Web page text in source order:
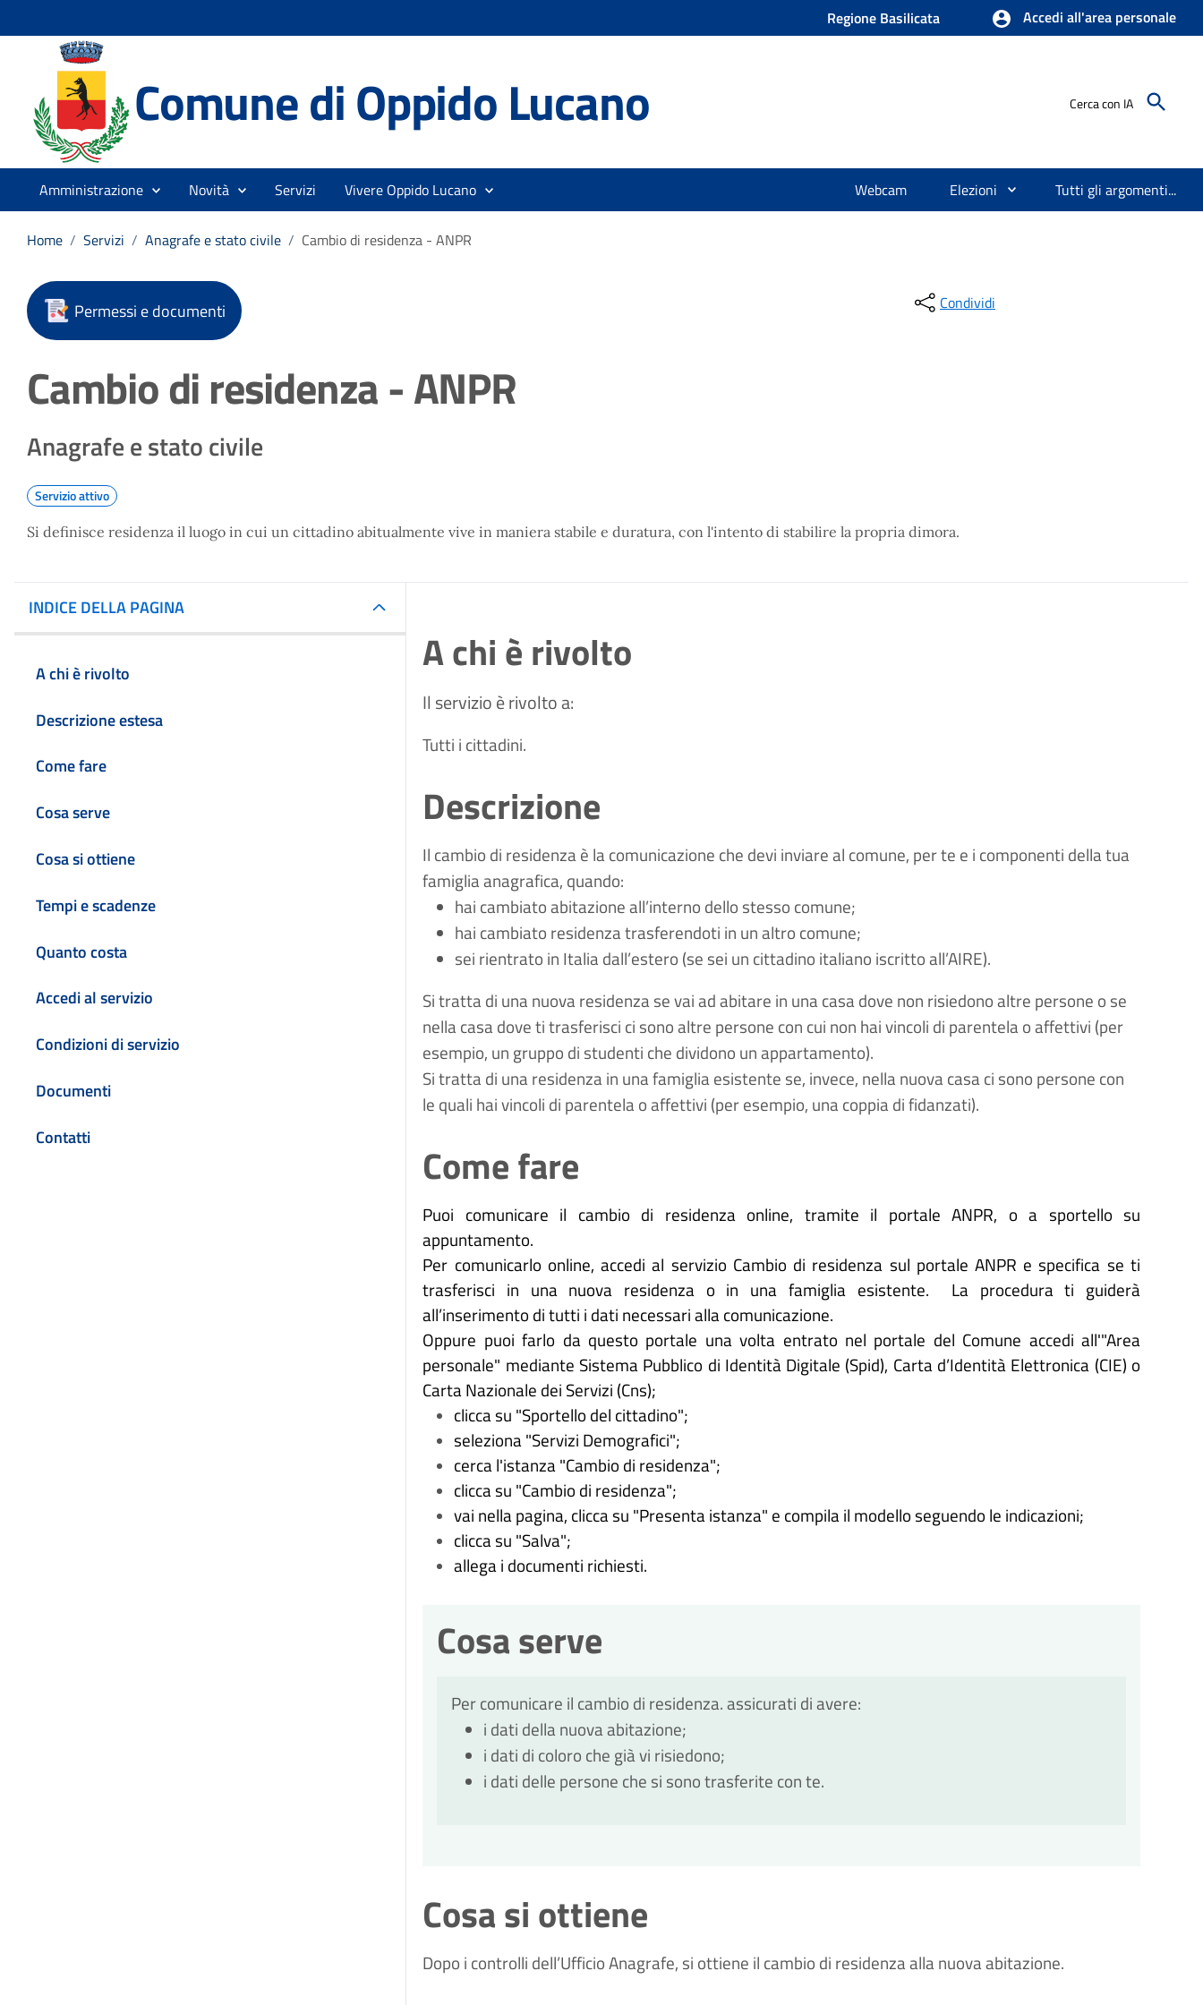
Regione Basilicata Accedi all'area personale
Comune di Oppido Lucano Cerca con IA
Amministrazione Novità Servizi Vivere Oppido Lucano Webcam Elezioni Tutti gli argomenti...
Home / Servizi / Anagrafe e stato civile / Cambio di residenza - ANPR
Permessi e documenti Condividi
Cambio di residenza - ANPR
Anagrafe e stato civile
Servizio attivo
Si definisce residenza il luogo in cui un cittadino abitualmente vive in maniera stabile e duratura, con l'intento di stabilire la propria dimora.
INDICE DELLA PAGINA
A chi è rivolto
Descrizione estesa
Come fare
Cosa serve
Cosa si ottiene
Tempi e scadenze
Quanto costa
Accedi al servizio
Condizioni di servizio
Documenti
Contatti
A chi è rivolto
Il servizio è rivolto a:
Tutti i cittadini.
Descrizione
Il cambio di residenza è la comunicazione che devi inviare al comune, per te e i componenti della tua
famiglia anagrafica, quando:
hai cambiato abitazione all’interno dello stesso comune;
hai cambiato residenza trasferendoti in un altro comune;
sei rientrato in Italia dall’estero (se sei un cittadino italiano iscritto all’AIRE).
Si tratta di una nuova residenza se vai ad abitare in una casa dove non risiedono altre persone o se
nella casa dove ti trasferisci ci sono altre persone con cui non hai vincoli di parentela o affettivi (per
esempio, un gruppo di studenti che dividono un appartamento).
Si tratta di una residenza in una famiglia esistente se, invece, nella nuova casa ci sono persone con
le quali hai vincoli di parentela o affettivi (per esempio, una coppia di fidanzati).
Come fare
Puoi comunicare il cambio di residenza online, tramite il portale ANPR, o a sportello su
appuntamento.
Per comunicarlo online, accedi al servizio Cambio di residenza sul portale ANPR e specifica se ti
trasferisci in una nuova residenza o in una famiglia esistente.  La procedura ti guiderà
all’inserimento di tutti i dati necessari alla comunicazione.
Oppure puoi farlo da questo portale una volta entrato nel portale del Comune accedi all'"Area
personale" mediante Sistema Pubblico di Identità Digitale (Spid), Carta d’Identità Elettronica (CIE) o
Carta Nazionale dei Servizi (Cns);
clicca su "Sportello del cittadino";
seleziona "Servizi Demografici";
cerca l'istanza "Cambio di residenza";
clicca su "Cambio di residenza";
vai nella pagina, clicca su "Presenta istanza" e compila il modello seguendo le indicazioni;
clicca su "Salva";
allega i documenti richiesti.
Cosa serve
Per comunicare il cambio di residenza. assicurati di avere:
i dati della nuova abitazione;
i dati di coloro che già vi risiedono;
i dati delle persone che si sono trasferite con te.
Cosa si ottiene
Dopo i controlli dell’Ufficio Anagrafe, si ottiene il cambio di residenza alla nuova abitazione.